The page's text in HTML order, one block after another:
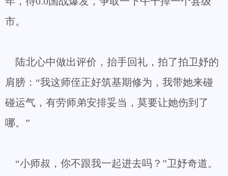
市。
陆北心中做出评价，抬手回礼，拍了拍卫妤的
肩膀：“我这师侄正好筑基期修为，我带她来碰
碰运气，有劳师弟安排妥当，莫要让她伤到了
哪。”
“小师叔，你不跟我一起进去吗？”卫妤奇道。